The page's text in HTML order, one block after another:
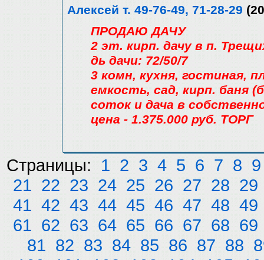
Алексей т. 49-76-49, 71-28-29
ПРОДАЮ ДАЧУ
2 эт. кирп. дачу в п.
дь дачи: 72/50/7
3 комн, кухня, гостиная,
емкость, сад, кирп. баня
соток и дача в
цена - 1.375.000 руб. ТОРГ
Страницы: 1 2 3 4 5 6 7 8 9
21 22 23 24 25 26 27 28 29
41 42 43 44 45 46 47 48 49
61 62 63 64 65 66 67 68 69
81 82 83 84 85 86 87 88